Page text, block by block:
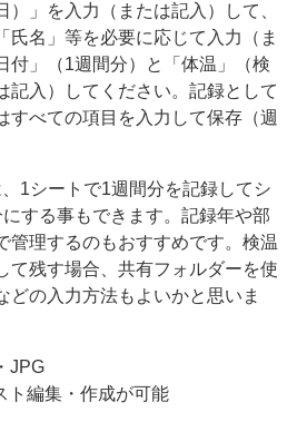
）」を入力（または記入）して、
氏名」等を必要に応じて入力（ま
付」（1週間分）と「体温」（検
記入）してください。記録として
すべての項目を入力して保存（週
1シートで1週間分を記録してシ
する事もできます。記録年や部
管理するのもおすすめです。検温
て残す場合、共有フォルダーを使
どの入力方法もよいかと思いま
JPG
ト編集・作成が可能